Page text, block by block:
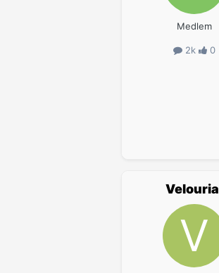
Medlem
2k 0
Velouria